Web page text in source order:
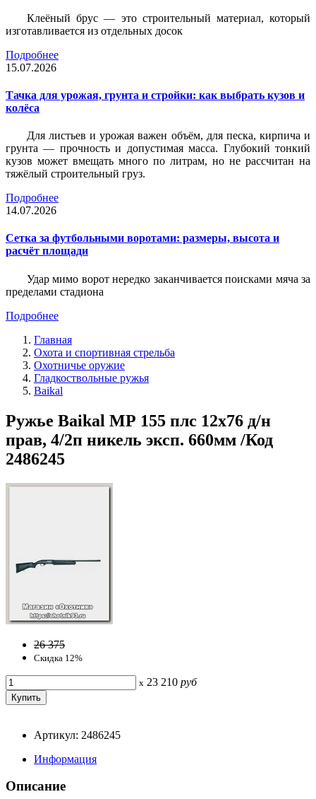
Клеёный брус — это строительный материал, который
изготавливается из отдельных досок
Подробнее
15.07.2026
Тачка для урожая, грунта и стройки: как выбрать кузов и
колёса
Для листьев и урожая важен объём, для песка, кирпича и
грунта — прочность и допустимая масса. Глубокий тонкий
кузов может вмещать много по литрам, но не рассчитан на
тяжёлый строительный груз.
Подробнее
14.07.2026
Сетка за футбольными воротами: размеры, высота и
расчёт площади
Удар мимо ворот нередко заканчивается поисками мяча за
пределами стадиона
Подробнее
Главная
Охота и спортивная стрельба
Охотничье оружие
Гладкоствольные ружья
Baikal
Ружье Baikal МР 155 плс 12х76 д/н
прав, 4/2п никель эксп. 660мм /Код
2486245
26 375
Скидка 12%
x 23 210 руб
Артикул: 2486245
Информация
Описание